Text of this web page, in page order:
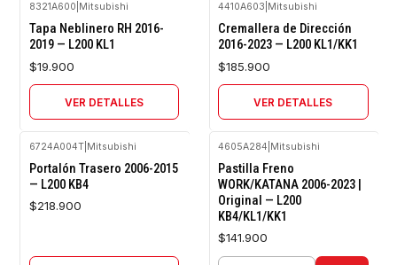
8321A600 Mitsubishi
Tapa Neblinero RH 2016-
2019 — L200 KL1
$19.900
VER DETALLES
4410A603 Mitsubishi
Cremallera de Dirección
2016-2023 — L200 KL1/KK1
$185.900
VER DETALLES
6724A004T| Mitsubishi
Portalón Trasero 2006-2015
— L200 KB4
$218.900
4605A284 Mitsubishi
Pastilla Freno
WORK/KATANA 2006-2023 |
Original — L200
KB4/KL1/KK1
$141.900